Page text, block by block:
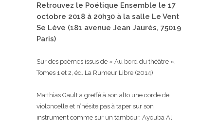
Retrouvez le Poétique Ensemble le 17
octobre 2018 à 20h30 à la salle Le Vent
Se Lève (181 avenue Jean Jaurès, 75019
Paris)
Sur des poèmes issus de « Au bord du théâtre »,
Tomes 1 et 2, éd. La Rumeur Libre (2014).
Matthias Gault a greffé à son alto une corde de
violoncelle et n’hésite pas à taper sur son
instrument comme sur un tambour. Ayouba Ali